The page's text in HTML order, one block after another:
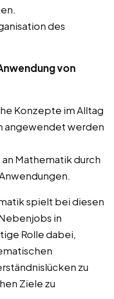
des
von
Konzepte im Alltag
angewendet werden
Mathematik durch
spielt bei diesen
in
Rolle dabei,
zu
Ziele zu